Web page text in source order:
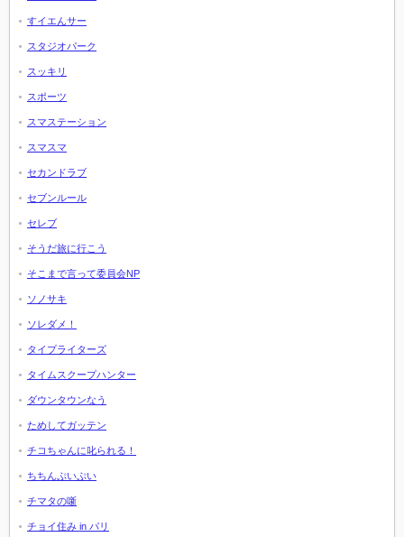
すイエんサー
スタジオパーク
スッキリ
スポーツ
スマステーション
スマスマ
セカンドラブ
セブンルール
セレブ
そうだ旅に行こう
そこまで言って委員会NP
ソノサキ
ソレダメ！
タイプライターズ
タイムスクープハンター
ダウンタウンなう
ためしてガッテン
チコちゃんに叱られる！
ちちんぷいぷい
チマタの噺
チョイ住み in パリ